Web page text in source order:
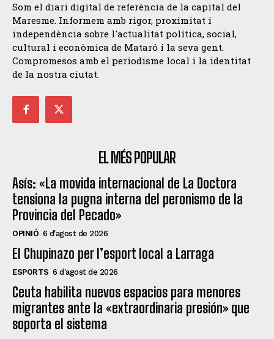
Som el diari digital de referència de la capital del
Maresme. Informem amb rigor, proximitat i
independència sobre l'actualitat política, social,
cultural i econòmica de Mataró i la seva gent.
Compromesos amb el periodisme local i la identitat
de la nostra ciutat.
EL MÉS POPULAR
Asís: «La movida internacional de La Doctora
tensiona la pugna interna del peronismo de la
Provincia del Pecado»
OPINIÓ 6 d'agost de 2026
El Chupinazo per l’esport local a Larraga
ESPORTS 6 d'agost de 2026
Ceuta habilita nuevos espacios para menores
migrantes ante la «extraordinaria presión» que
soporta el sistema